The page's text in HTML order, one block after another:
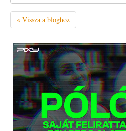
« Vissza a bloghoz